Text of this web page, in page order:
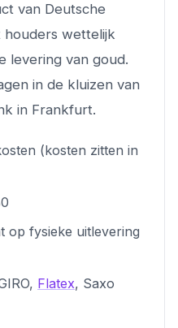
van Deutsche
houders wettelijk
levering van goud.
in de kluizen van
in Frankfurt.
(kosten zitten in
op fysieke uitlevering
Flatex, Saxo